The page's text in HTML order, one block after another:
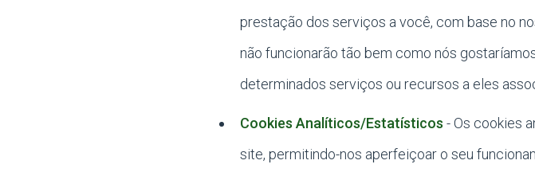
prestação dos serviços a você, com base no
não funcionarão tão bem como nós
determinados serviços ou recursos a eles
Cookies Analíticos/Estatísticos - Os cookies
site, permitindo-nos aperfeiçoar o seu